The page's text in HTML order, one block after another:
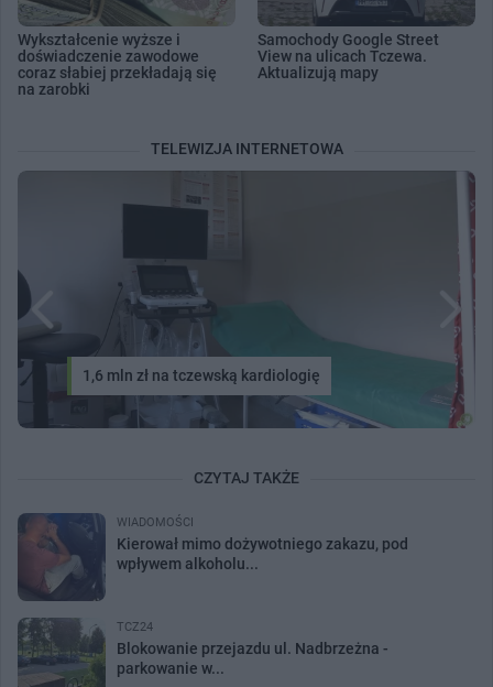
Wykształcenie wyższe i
doświadczenie zawodowe
coraz słabiej przekładają się
na zarobki
Samochody Google Street
View na ulicach Tczewa.
Aktualizują mapy
TELEWIZJA INTERNETOWA
1,6 mln zł na tczewską kardiologię
CZYTAJ TAKŻE
WIADOMOŚCI
Kierował mimo dożywotniego zakazu, pod
wpływem alkoholu...
TCZ24
Blokowanie przejazdu ul. Nadbrzeżna -
parkowanie w...